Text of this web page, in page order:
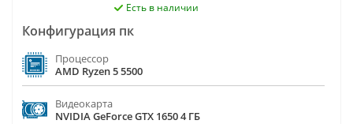
Есть в наличии
Конфигурация пк
Процессор
AMD Ryzen 5 5500
Видеокарта
NVIDIA GeForce GTX 1650 4 ГБ